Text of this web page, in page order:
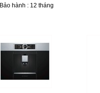
Bảo hành : 12 tháng